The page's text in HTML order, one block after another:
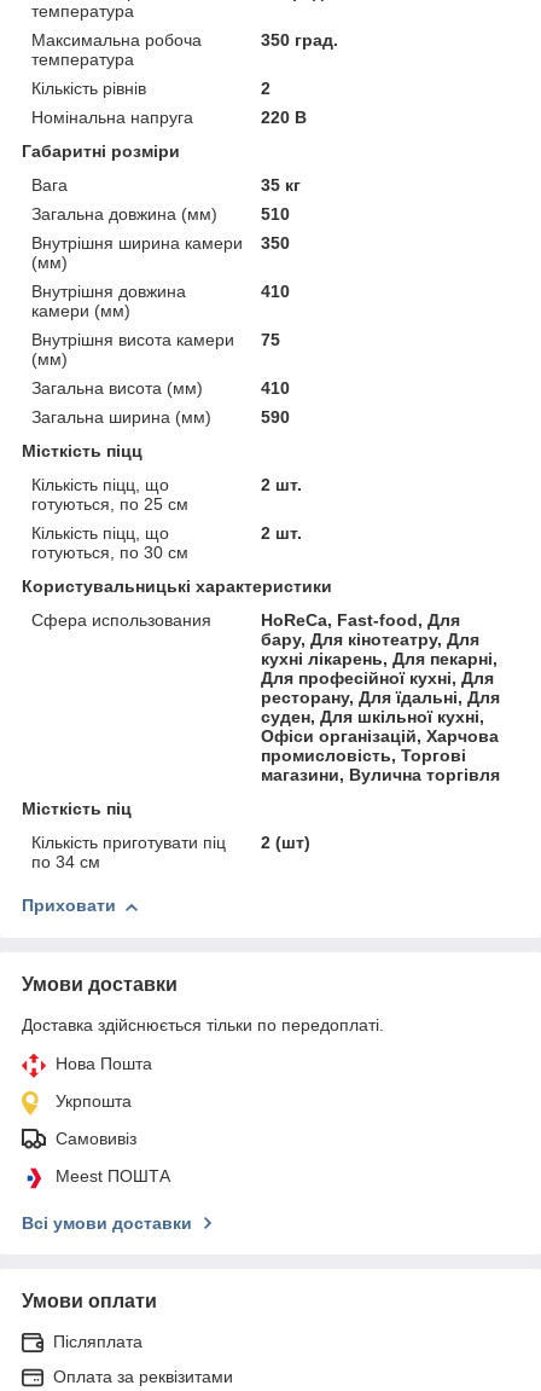
температура
Максимальна робоча
температура
350 град.
Кількість рівнів
2
Номінальна напруга
220 В
Габаритні розміри
Вага
35 кг
Загальна довжина (мм)
510
Внутрішня ширина камери
(мм)
350
Внутрішня довжина
камери (мм)
410
Внутрішня висота камери
(мм)
75
Загальна висота (мм)
410
Загальна ширина (мм)
590
Місткість піцц
Кількість піцц, що
готуються, по 25 см
2 шт.
Кількість піцц, що
готуються, по 30 см
2 шт.
Користувальницькі характеристики
Сфера использования
HoReCa, Fast-food, Для
бару, Для кінотеатру, Для
кухні лікарень, Для пекарні,
Для професійної кухні, Для
ресторану, Для їдальні, Для
суден, Для шкільної кухні,
Офіси організацій, Харчова
промисловість, Торгові
магазини, Вулична торгівля
Місткість піц
Кількість приготувати піц
по 34 см
2 (шт)
Приховати
Умови доставки
Доставка здійснюється тільки по передоплаті.
Нова Пошта
Укрпошта
Самовивіз
Meest ПОШТА
Всі умови доставки
Умови оплати
Післяплата
Оплата за реквізитами